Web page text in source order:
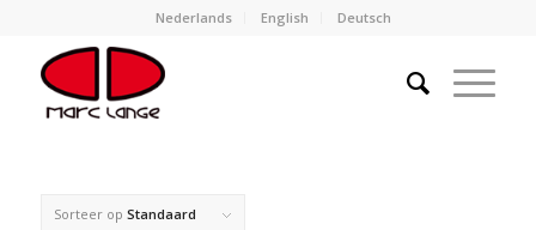
Nederlands English Deutsch
Sorteer op Standaard